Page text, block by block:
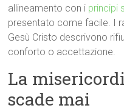
allineamento con i principi
presentato come facile. I
Gesù Cristo descrivono
conforto o accettazione.
La
scade mai